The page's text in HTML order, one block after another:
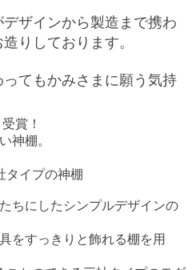
ザインから製造まで携わ
りしております。
てもかみさまに願う気持
賞！
神棚。
タイプの神棚
ちにしたシンプルデザインの
をすっきりと飾れる棚を用